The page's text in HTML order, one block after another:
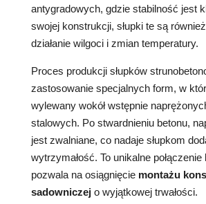
antygradowych, gdzie stabilność jest
swojej konstrukcji, słupki te są
działanie wilgoci i zmian temperatury.
Proces produkcji słupków
zastosowanie specjalnych form, w
wylewany wokół wstępnie
stalowych. Po stwardnieniu betonu,
jest zwalniane, co nadaje słupkom
wytrzymałość. To unikalne połączenie
pozwala na osiągnięcie montażu
sadowniczejo wyjątkowej trwałości.